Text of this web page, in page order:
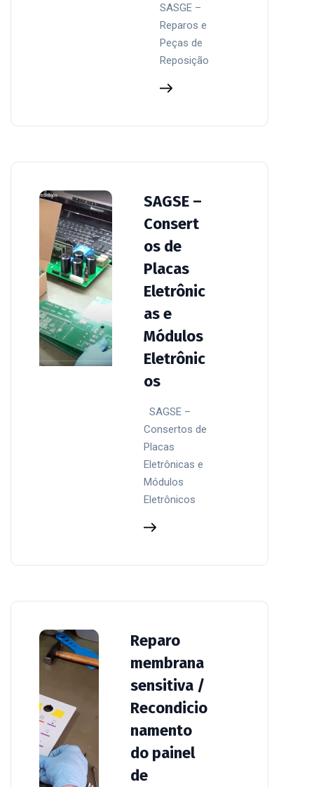
SASGE –
Reparos e
Peças de
Reposição
SAGSE –
Consert
os de
Placas
Eletrônic
as e
Módulos
Eletrônic
os
SAGSE –
Consertos de
Placas
Eletrônicas e
Módulos
Eletrônicos
Reparo
membrana
sensitiva /
Recondicio
namento
do painel
de